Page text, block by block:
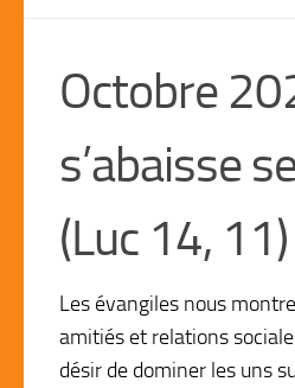
Octobre
s’abaisse
(Luc 14, 11)
Les évangiles nous
amitiés et relations
désir de dominer les uns